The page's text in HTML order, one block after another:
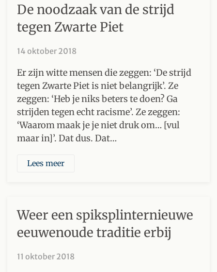
De noodzaak van de strijd
tegen Zwarte Piet
14 oktober 2018
Er zijn witte mensen die zeggen: ‘De strijd
tegen Zwarte Piet is niet belangrijk’. Ze
zeggen: ‘Heb je niks beters te doen? Ga
strijden tegen echt racisme’. Ze zeggen:
‘Waarom maak je je niet druk om… [vul
maar in]’. Dat dus. Dat…
Lees meer
Weer een spiksplinternieuwe
eeuwenoude traditie erbij
11 oktober 2018